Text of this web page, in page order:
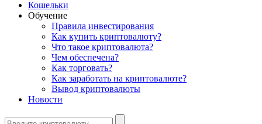
Кошельки
Обучение
Правила инвестирования
Как купить криптовалюту?
Что такое криптовалюта?
Чем обеспечена?
Как торговать?
Как заработать на криптовалюте?
Вывод криптовалюты
Новости